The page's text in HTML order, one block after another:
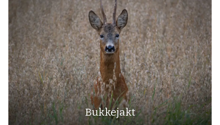
Bukkejakt